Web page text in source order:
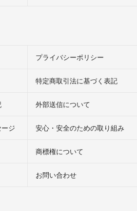
プライバシーポリシー
特定商取引法に基づく表記
外部送信について
ジ 安心・安全のための取り組み
商標権について
お問い合わせ